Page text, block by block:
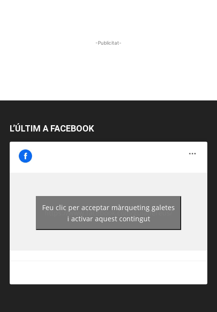
-Publicitat-
L’ÚLTIM A FACEBOOK
https://www.facebook.com/guiadereus/
Feu clic per acceptar màrqueting galetes
i activar aquest contingut